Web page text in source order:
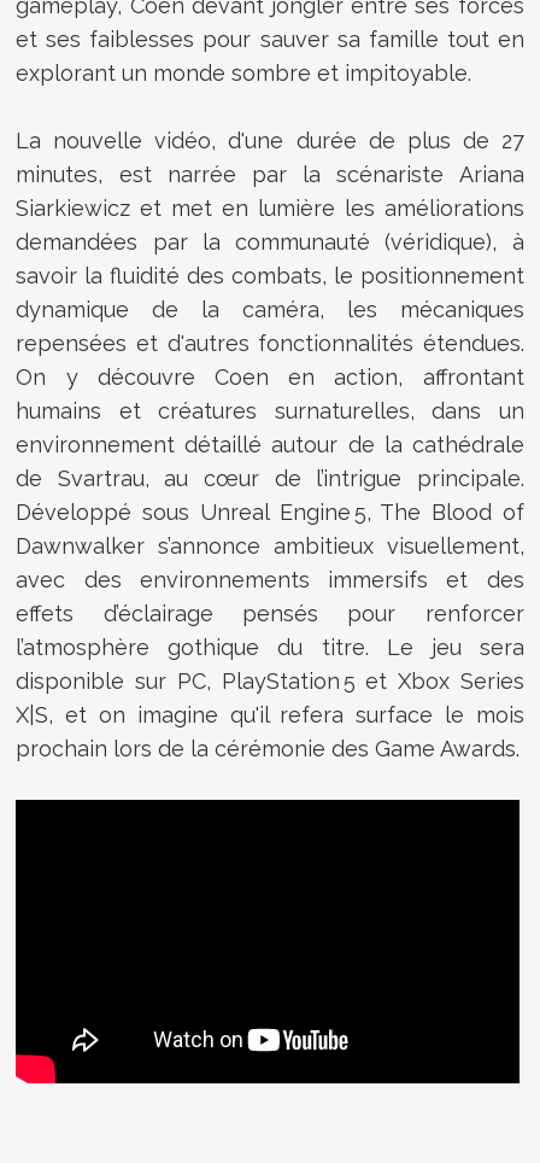
et ses faiblesses pour sauver sa famille tout en
explorant un monde sombre et impitoyable.
La nouvelle vidéo, d'une durée de plus de 27
minutes, est narrée par la scénariste Ariana
Siarkiewicz et met en lumière les améliorations
demandées par la communauté (véridique), à
savoir la fluidité des combats, le positionnement
dynamique de la caméra, les mécaniques
repensées et d'autres fonctionnalités étendues.
On y découvre Coen en action, affrontant
humains et créatures surnaturelles, dans un
environnement détaillé autour de la cathédrale
de Svartrau, au cœur de l’intrigue principale.
Développé sous Unreal Engine 5, The Blood of
Dawnwalker s’annonce ambitieux visuellement,
avec des environnements immersifs et des
effets d’éclairage pensés pour renforcer
l’atmosphère gothique du titre. Le jeu sera
disponible sur PC, PlayStation 5 et Xbox Series
X|S, et on imagine qu'il refera surface le mois
prochain lors de la cérémonie des Game Awards.